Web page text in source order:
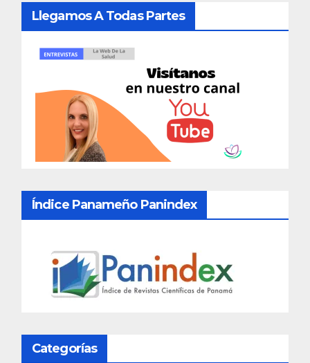
Llegamos A Todas Partes
Índice Panameño Panindex
Categorías